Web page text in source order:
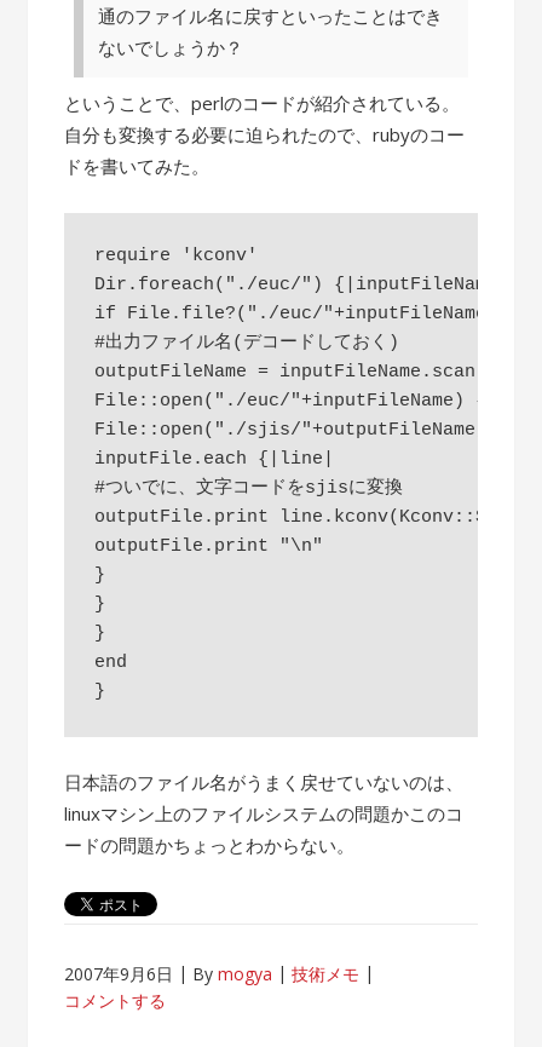
通のファイル名に戻すといったことはでき
ないでしょうか？
ということで、perlのコードが紹介されている。
自分も変換する必要に迫られたので、rubyのコー
ドを書いてみた。
require 'kconv'
Dir.foreach("./euc/") {|inputFileName|
if File.file?("./euc/"+inputFileName)
#出力ファイル名(デコードしておく)
outputFileName =
File::open("./euc/"+inputFileName)
File::open("./sjis/
inputFile.each {|line|
#ついでに、文字コードをsjisに変換
outputFile.print line.kconv(Kconv::SJIS,
outputFile.print "\n"
}
}
}
end
日本語のファイル名がうまく戻せていないのは、
linuxマシン上のファイルシステムの問題かこのコ
ードの問題かちょっとわからない。
2007年9月6日 Bymogya
技術メモ
コメントする